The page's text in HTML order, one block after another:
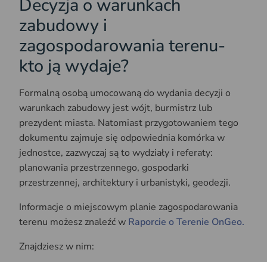
Decyzja o warunkach
zabudowy i
zagospodarowania terenu-
kto ją wydaje?
Formalną osobą umocowaną do wydania decyzji o
warunkach zabudowy jest wójt, burmistrz lub
prezydent miasta. Natomiast przygotowaniem tego
dokumentu zajmuje się odpowiednia komórka w
jednostce, zazwyczaj są to wydziały i referaty:
planowania przestrzennego, gospodarki
przestrzennej, architektury i urbanistyki, geodezji.
Informacje o miejscowym planie zagospodarowania
terenu możesz znaleźć w Raporcie o Terenie OnGeo.
Znajdziesz w nim: